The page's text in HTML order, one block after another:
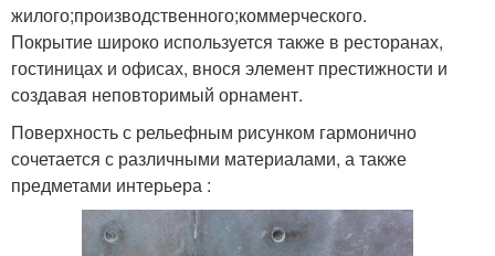
жилого;производственного;коммерческого.
Покрытие широко используется также в ресторанах,
гостиницах и офисах, внося элемент престижности и
создавая неповторимый орнамент.
Поверхность с рельефным рисунком гармонично
сочетается с различными материалами, а также
предметами интерьера :